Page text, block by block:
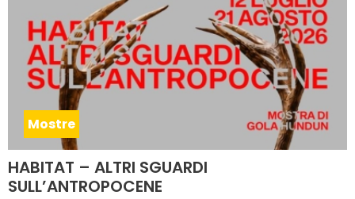
Mostre
HABITAT – ALTRI SGUARDI
SULL’ANTROPOCENE